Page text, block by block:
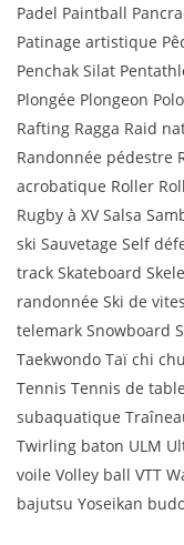
Padel Paintball
Patinage artistique
Penchak Silat
Plongée Plongeon
Rafting Ragga Raid
Randonnée pédestre
acrobatique Roller
Rugby à XV Salsa
ski Sauvetage Self
track Skateboard
randonnée Ski de
telemark Snowboard
Taekwondo Taï chi
Tennis Tennis de
subaquatique
Twirling baton ULM
voile Volley ball VTT
bajutsu Yoseikan